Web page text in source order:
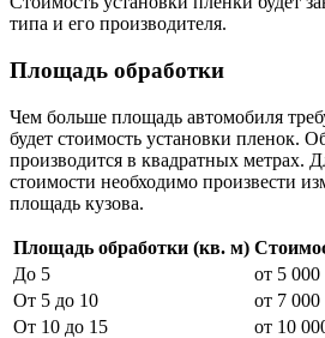
типа и его производителя.
Площадь обработки
Чем больше площадь автомобиля
будет стоимость установки пленок.
производится в квадратных метрах.
стоимости необходимо произвести
площадь кузова.
Площадь обработки (кв. м)
До 5
от 5 000
От 5 до 10
от 7 000
От 10 до 15
от 10